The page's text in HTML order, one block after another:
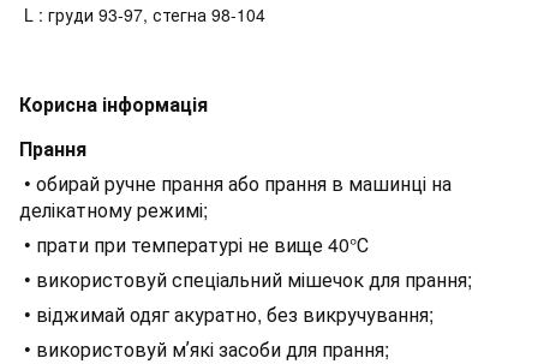
L : груди 93-97, стегна 98-104
Корисна інформація
Прання
• обирай ручне прання або прання в машинці на
делікатному режимі;
• прати при температурі не вище 40°С
• використовуй спеціальний мішечок для прання;
• віджимай одяг акуратно, без викручування;
• використовуй мʼякі засоби для прання;